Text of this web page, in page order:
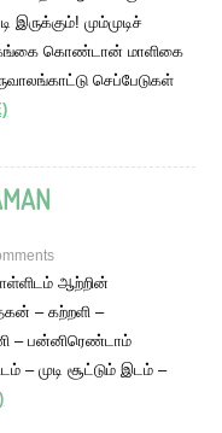
மும்முடிச்
கொண்டான் மாளிகை
செப்பேடுகள்
ஆற்றின்
– கற்றளி –
– பன்னிரெண்டாம்
– முடி சூட்டும் இடம் –